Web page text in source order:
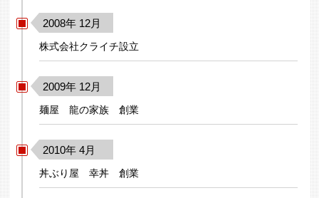
2008年 12月
株式会社クライチ設立
2009年 12月
麺屋 龍の家族 創業
2010年 4月
丼ぶり屋 幸丼 創業